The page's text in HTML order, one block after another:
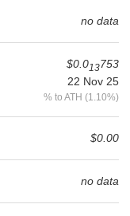
no data
$0.013753
22 Nov 25
% to ATH (1.10%)
$0.00
no data